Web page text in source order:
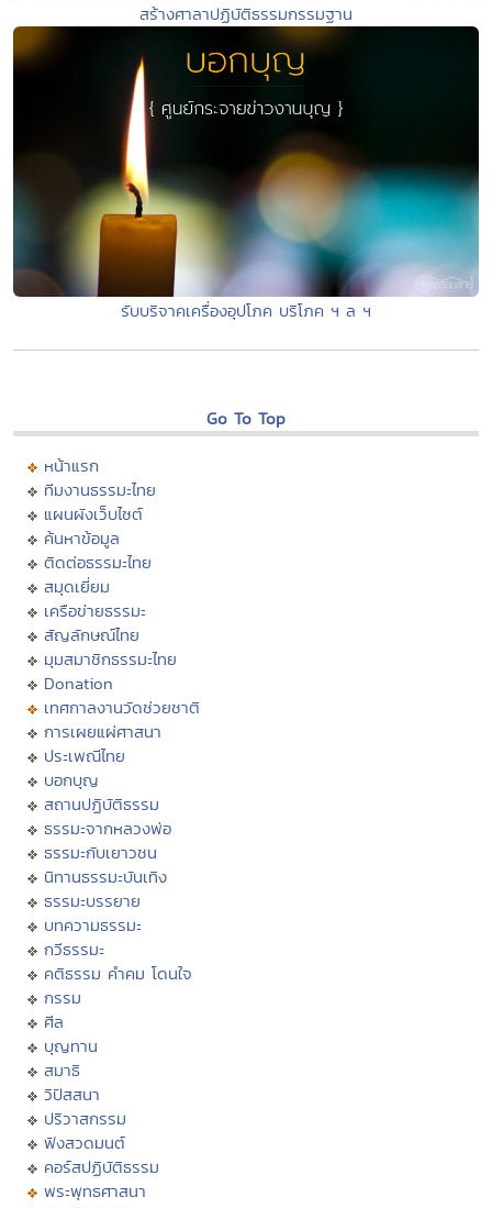
สร้างศาลาปฏิบัติธรรมกรรมฐาน
รับบริจาคเครื่องอุปโภค บริโภค ฯ ล ฯ
Go To Top
หน้าแรก
ทีมงานธรรมะไทย
แผนผังเว็บไซต์
ค้นหาข้อมูล
ติดต่อธรรมะไทย
สมุดเยี่ยม
เครือข่ายธรรมะ
สัญลักษณ์ไทย
มุมสมาชิกธรรมะไทย
Donation
เทศกาลงานวัดช่วยชาติ
การเผยแผ่ศาสนา
ประเพณีไทย
บอกบุญ
สถานปฏิบัติธรรม
ธรรมะจากหลวงพ่อ
ธรรมะกับเยาวชน
นิทานธรรมะบันเทิง
ธรรมะบรรยาย
บทความธรรมะ
กวีธรรมะ
คติธรรม คำคม โดนใจ
กรรม
ศีล
บุญทาน
สมาธิ
วิปัสสนา
ปริวาสกรรม
ฟังสวดมนต์
คอร์สปฏิบัติธรรม
พระพุทธศาสนา